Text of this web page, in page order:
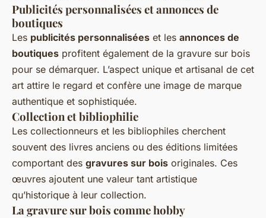
Publicités personnalisées et annonces de
boutiques
Les publicités personnalisées et les annonces de
boutiques profitent également de la gravure sur bois
pour se démarquer. L’aspect unique et artisanal de cet
art attire le regard et confère une image de marque
authentique et sophistiquée.
Collection et bibliophilie
Les collectionneurs et les bibliophiles cherchent
souvent des livres anciens ou des éditions limitées
comportant des gravures sur bois originales. Ces
œuvres ajoutent une valeur tant artistique
qu’historique à leur collection.
La gravure sur bois comme hobby